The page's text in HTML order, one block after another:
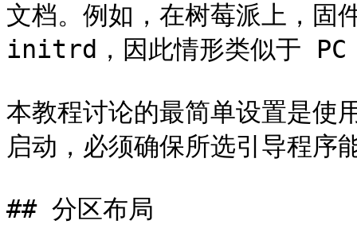
文档。例如，在树莓派上，
initrd，因此情形类似于
本教程讨论的最简单设置是
启动，必须确保所选引导程序
## 分区布局